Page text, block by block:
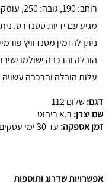
רוחב: 190, גובה: 250, עומק: 30
מגיע עם ידיות סטנדרט.
ניתן להזמין מסנדוויץ
הובלה והרכבה ישולמו
עלות הובלה והרכבה
דגם:שלום 112
שם יצרן: ר.א ריהוט
זמן אספקה: עד 30 ימי עסקים
אפשרויות שדרוג ותוספות